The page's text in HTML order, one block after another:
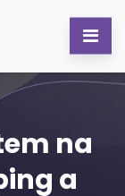
na
a